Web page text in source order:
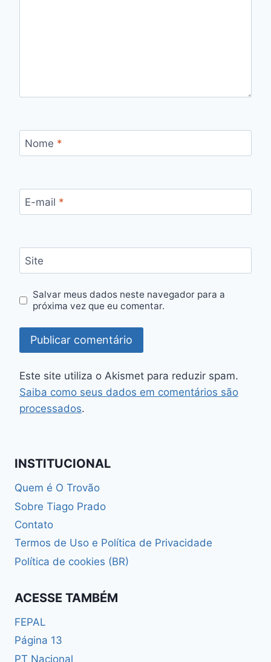
Nome *
E-mail *
Site
Salvar meus dados neste navegador para a
próxima vez que eu comentar.
Este site utiliza o Akismet para reduzir spam.
Saiba como seus dados em comentários são
processados.
INSTITUCIONAL
Quem é O Trovão
Sobre Tiago Prado
Contato
Termos de Uso e Política de Privacidade
Política de cookies (BR)
ACESSE TAMBÉM
FEPAL
Página 13
PT Nacional